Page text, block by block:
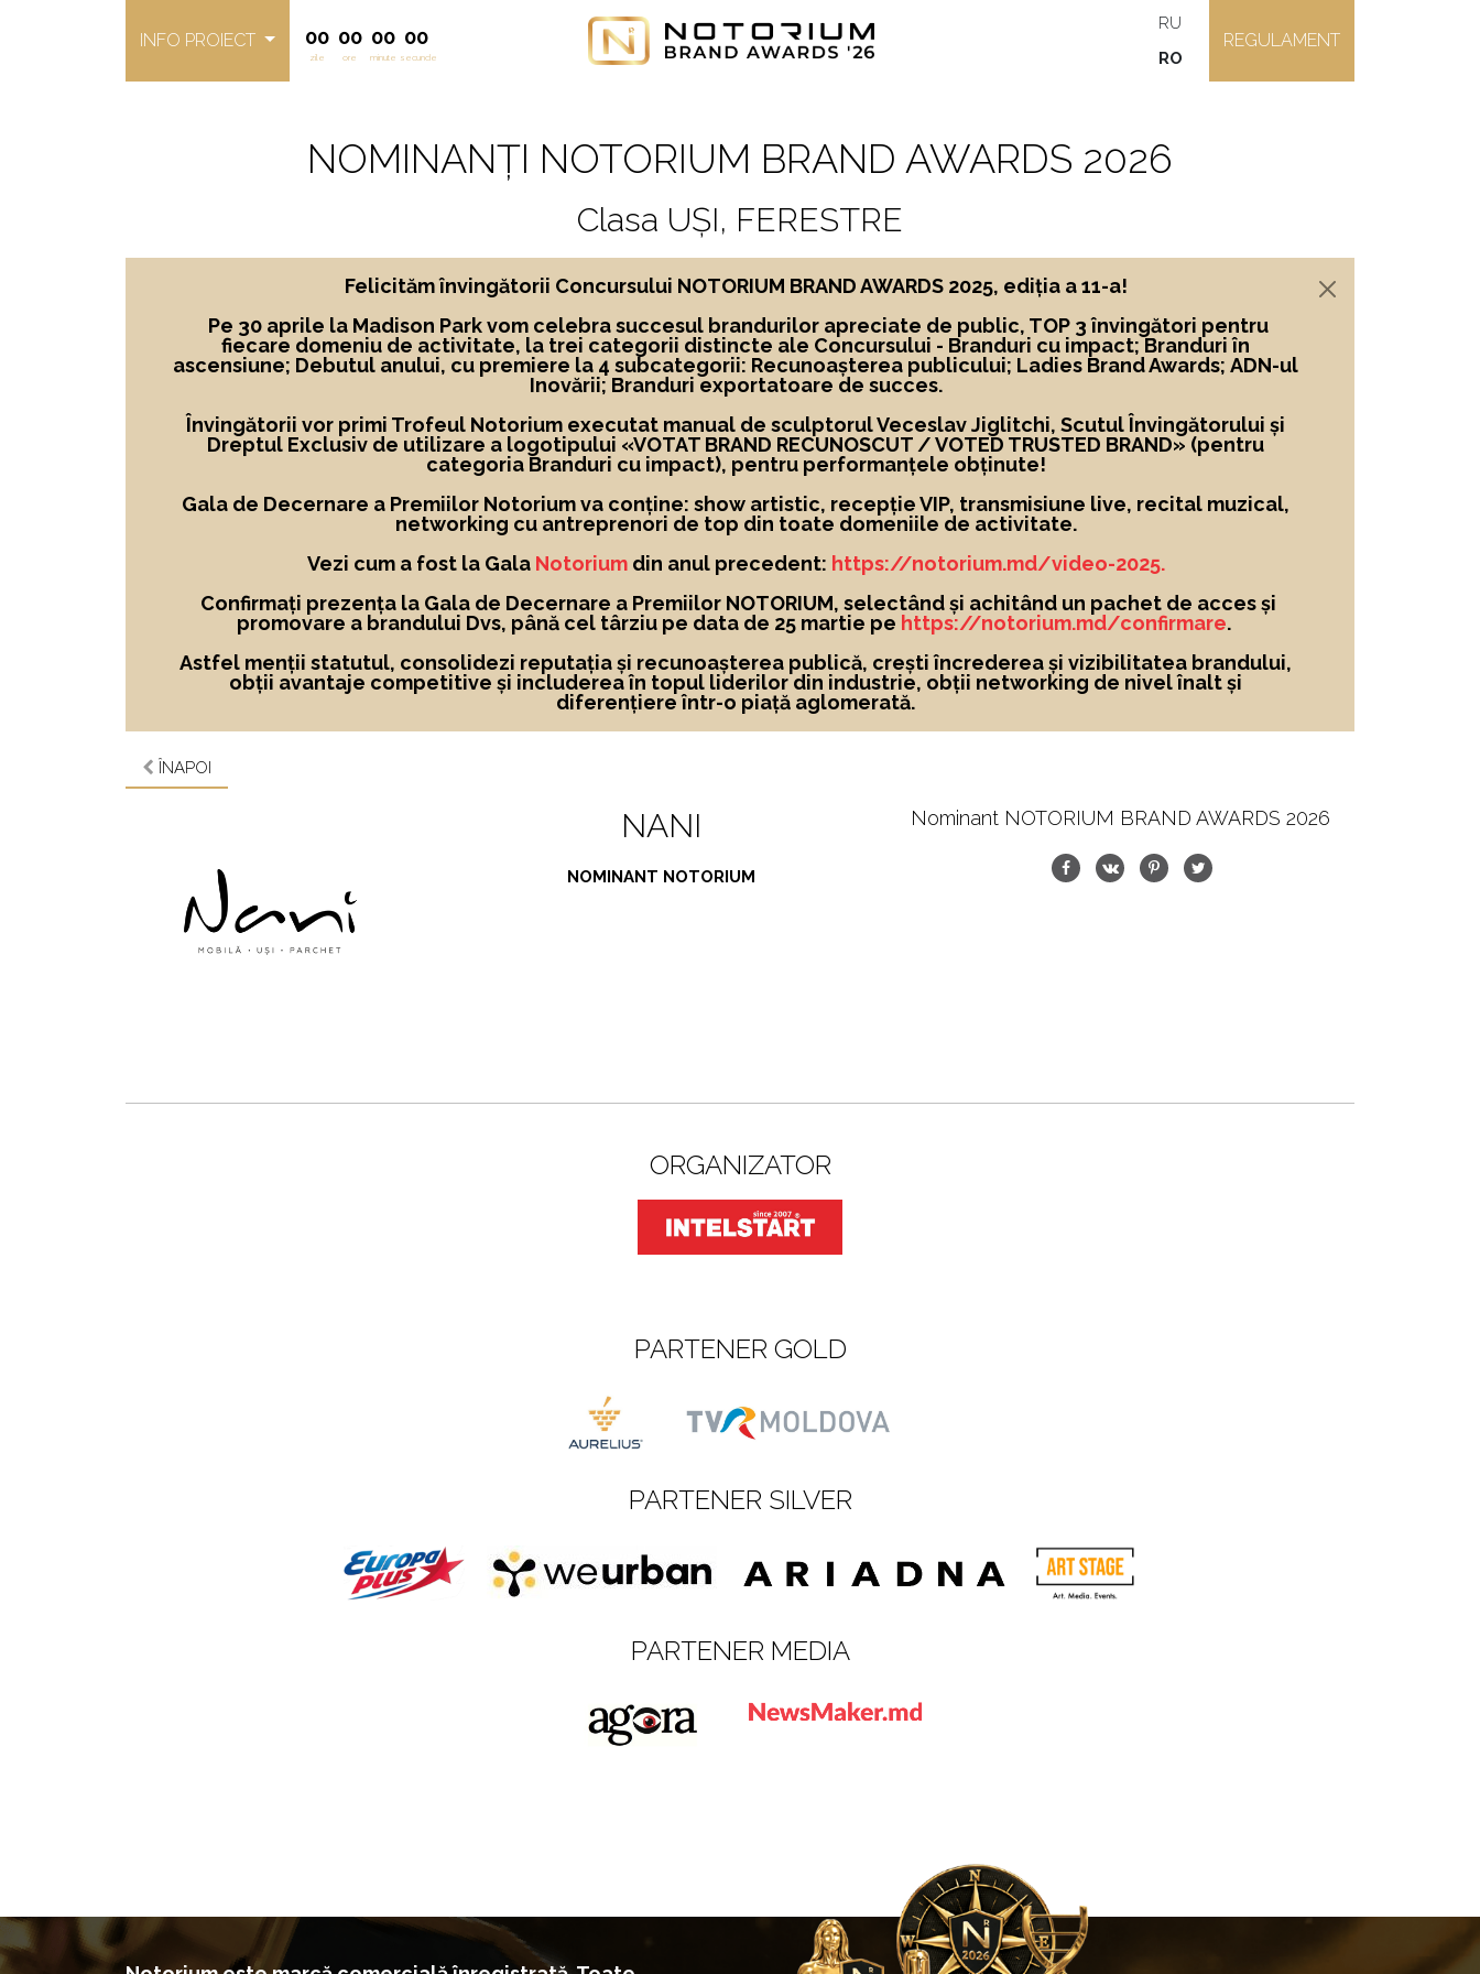
INFO PROIECT 00
zile
00
ore
00
minute
00
secunde
RU
RO
REGULAMENT
NOMINANȚI NOTORIUM BRAND AWARDS 2026
Clasa UȘI, FERESTRE
Felicităm învingătorii Concursului NOTORIUM BRAND AWARDS 2025, ediția a 11-a!
Pe 30 aprile la Madison Park vom celebra succesul brandurilor apreciate de public, TOP 3 învingători pentru
fiecare domeniu de activitate, la trei categorii distincte ale Concursului - Branduri cu impact; Branduri în
ascensiune; Debutul anului, cu premiere la 4 subcategorii: Recunoașterea publicului; Ladies Brand Awards; ADN-ul
Inovării; Branduri exportatoare de succes.
Învingătorii vor primi Trofeul Notorium executat manual de sculptorul Veceslav Jiglitchi, Scutul Învingătorului și
Dreptul Exclusiv de utilizare a logotipului «VOTAT BRAND RECUNOSCUT / VOTED TRUSTED BRAND» (pentru
categoria Branduri cu impact), pentru performanțele obținute!
Gala de Decernare a Premiilor Notorium va conține: show artistic, recepție VIP, transmisiune live, recital muzical,
networking cu antreprenori de top din toate domeniile de activitate.
Vezi cum a fost la Gala Notoriumdin anul precedent: https://notorium.md/video-2025.
Confirmați prezența la Gala de Decernare a Premiilor NOTORIUM, selectând și achitând un pachet de acces și
promovare a brandului Dvs, până cel târziu pe data de 25 martie pe https://notorium.md/confirmare.
Astfel menții statutul, consolidezi reputația și recunoașterea publică, crești încrederea și vizibilitatea brandului,
obții avantaje competitive și includerea în topul liderilor din industrie, obții networking de nivel înalt și
diferențiere într-o piață aglomerată.
ÎNAPOI
NANI
NOMINANT NOTORIUM
Nominant NOTORIUM BRAND AWARDS 2026
ORGANIZATOR
PARTENER GOLD
PARTENER SILVER
PARTENER MEDIA